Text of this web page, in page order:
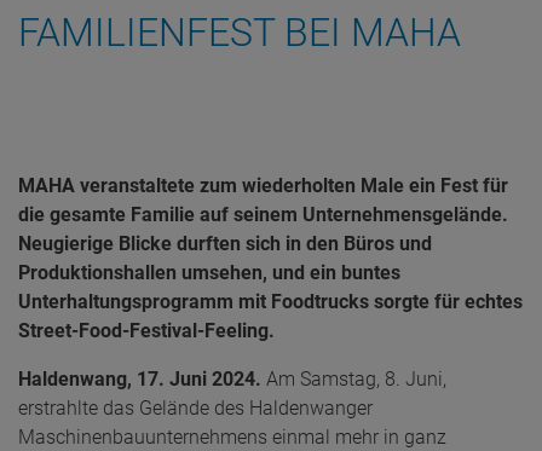
FAMILIENFEST BEI MAHA
MAHA veranstaltete zum wiederholten Male ein Fest für
die gesamte Familie auf seinem Unternehmensgelände.
Neugierige Blicke durften sich in den Büros und
Produktionshallen umsehen, und ein buntes
Unterhaltungsprogramm mit Foodtrucks sorgte für echtes
Street-Food-Festival-Feeling.
Haldenwang, 17. Juni 2024. Am Samstag, 8. Juni,
erstrahlte das Gelände des Haldenwanger
Maschinenbauunternehmens einmal mehr in ganz